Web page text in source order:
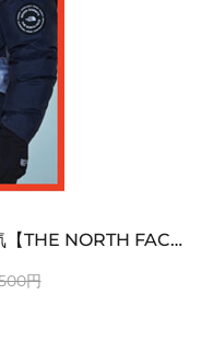
ノースフェイス 偽物 ダウン人気【THE NORTH FACE】M'S 7 SUMMIT HIM...
円